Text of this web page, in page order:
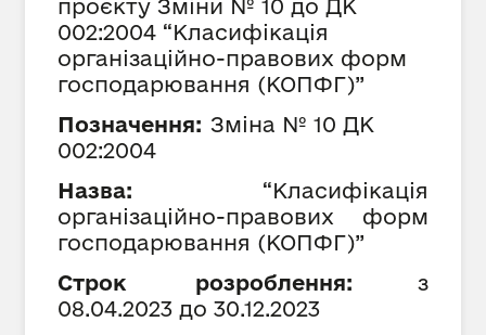
проєкту Зміни № 10 до ДК
002:2004 “Класифікація
організаційно-правових форм
господарювання (КОПФГ)”
Позначення: Зміна № 10 ДК
002:2004
Назва:
“Класифікація
організаційно-правових форм
господарювання (КОПФГ)”
Строк розроблення:
з
08.04.2023 до 30.12.2023